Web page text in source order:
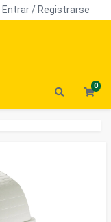
Entrar / Registrarse
0